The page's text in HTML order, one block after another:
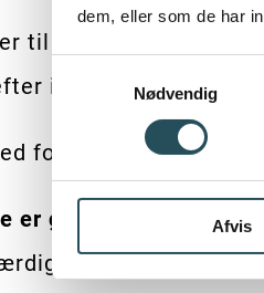
dem, eller som de har
Nødvendig
Afvis
til Danmark fra
indrejsen til
for at forkorte
er godt stillede
og/